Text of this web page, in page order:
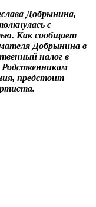
Добрынина,
с
Как сообщает
Добрынина в
налог в
Родственникам
предстоит